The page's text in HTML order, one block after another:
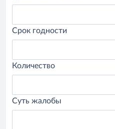
Срок годности
Количество
Суть жалобы